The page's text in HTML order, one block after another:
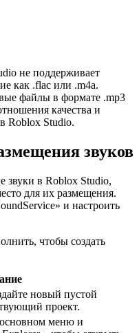
не поддерживает
как .flac или .m4a.
файлы в формате .mp3
качества и
Roblox Studio.
звуков
звуки в Roblox Studio,
для их размещения.
и настроить
чтобы создать
новый пустой
проект.
меню и